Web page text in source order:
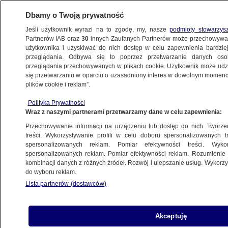
ŚWIAT
Spór w Senacie USA o słowa Trumpa
29.01.2026, 06:36
Posłuchaj artykułu
Czyta lektor AI
Dbamy o Twoją prywatność
Jeśli użytkownik wyrazi na to zgodę, my, naszepodmioty
Partnerów IAB oraz30 innych Zaufanych Partnerów może
użytkownika i uzyskiwać do nich dostęp w celu zapewnienia
przeglądania. Odbywa się to poprzez przetwarzanie danych
przeglądania przechowywanych w plikach cookie. Użytkownik może
się przetwarzaniu w oparciu o uzasadniony interes w dowolnym
plików cookie i reklam”.
Polityka Prywatności
Wraz z naszymi partnerami przetwarzamy dane w celu zapewnienia:
Przechowywanie informacji na urządzeniu lub dostęp do nich.
treści. Wykorzystywanie profili w celu doboru spersonalizowanych
spersonalizowanych reklam. Pomiar efektywności treści.
spersonalizowanych reklam. Pomiar efektywności reklam.
kombinacji danych z różnych źródeł. Rozwój i ulepszanie usług.
do wyboru reklam.
Lista partnerów (dostawców)
Akceptuję